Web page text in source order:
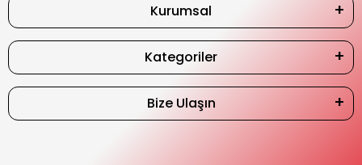
Kurumsal
Kategoriler
Bize Ulaşın